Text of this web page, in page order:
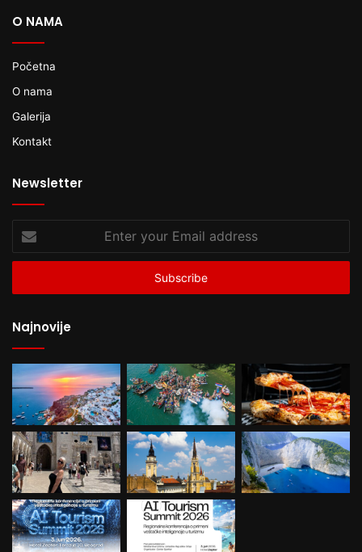
O NAMA
Početna
O nama
Galerija
Kontakt
Newsletter
Enter
your
Email
Najnovije